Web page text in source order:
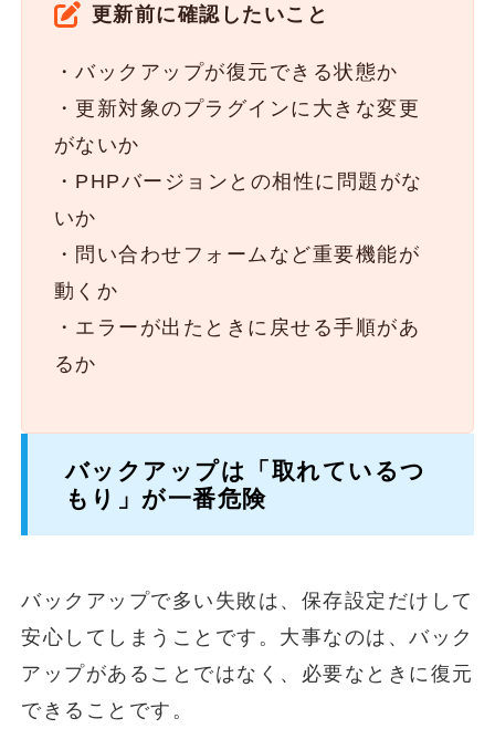
更新前に確認したいこと
・バックアップが復元できる状態か
・更新対象のプラグインに大きな変更
がないか
・PHPバージョンとの相性に問題がな
いか
・問い合わせフォームなど重要機能が
動くか
・エラーが出たときに戻せる手順があ
るか
バックアップは「取れているつ
もり」が一番危険
バックアップで多い失敗は、保存設定だけして
安心してしまうことです。大事なのは、バック
アップがあることではなく、必要なときに復元
できることです。